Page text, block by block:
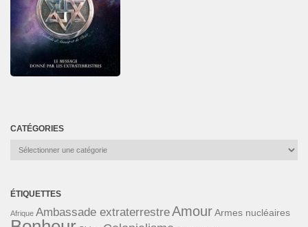
CATÉGORIES
Catégories
ÉTIQUETTES
Afrique Ambassade extraterrestreAmourArmes nucléaires